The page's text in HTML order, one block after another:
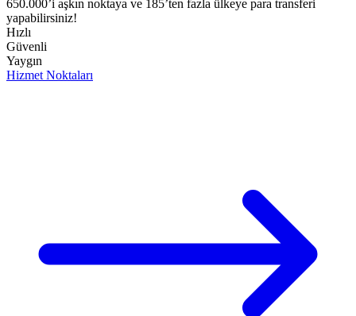
650.000’i aşkın noktaya ve 185’ten fazla ülkeye para transferi
yapabilirsiniz!
Hızlı
Güvenli
Yaygın
Hizmet Noktaları